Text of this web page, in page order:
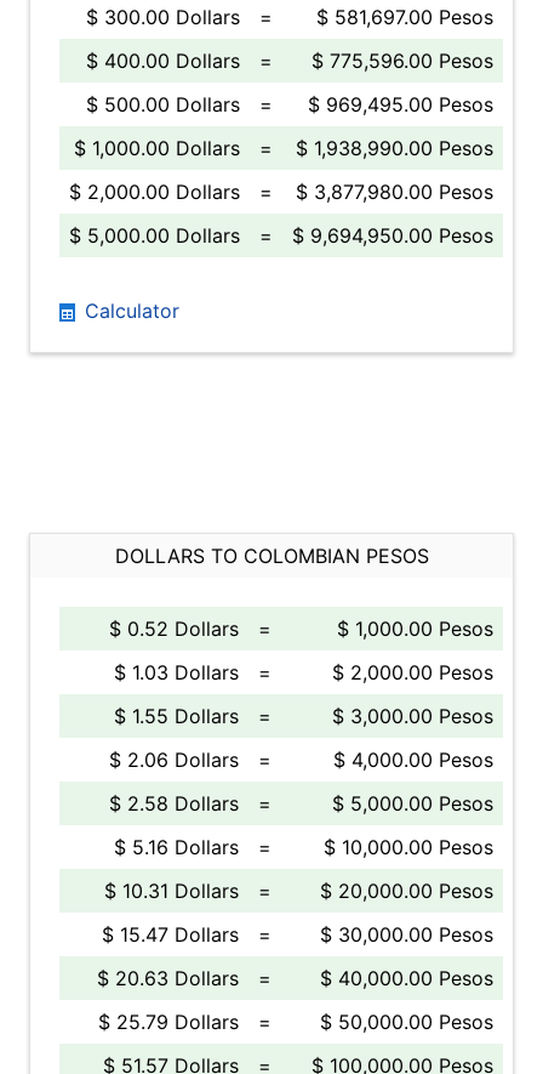
$ 300.00 Dollars
=
$ 581,697.00 Pesos
$ 400.00 Dollars
=
$ 775,596.00 Pesos
$ 500.00 Dollars
=
$ 969,495.00 Pesos
$ 1,000.00 Dollars
=
$ 1,938,990.00 Pesos
$ 2,000.00 Dollars
=
$ 3,877,980.00 Pesos
$ 5,000.00 Dollars
= $ 9,694,950.00 Pesos
Calculator
DOLLARS TO COLOMBIAN PESOS
$ 0.52 Dollars =
$ 1,000.00 Pesos
$ 1.03 Dollars
=
$ 2,000.00 Pesos
$ 1.55 Dollars
=
$ 3,000.00 Pesos
$ 2.06 Dollars
=
$ 4,000.00 Pesos
$ 2.58 Dollars
=
$ 5,000.00 Pesos
$ 5.16 Dollars
=
$ 10,000.00 Pesos
$ 10.31 Dollars
=
$ 20,000.00 Pesos
$ 15.47 Dollars
=
$ 30,000.00 Pesos
$ 20.63 Dollars
=
$ 40,000.00 Pesos
$ 25.79 Dollars
=
$ 50,000.00 Pesos
$ 51.57 Dollars
= $ 100,000.00 Pesos